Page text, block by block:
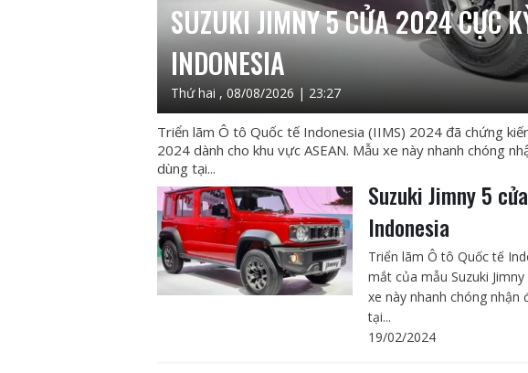
SUZUKI JIMNY 5 CỬA 2024 CỰC
INDONESIA
Thứ hai , 08/08/2026 | 23:27
Triển lãm Ô tô Quốc tế Indonesia (IIMS) 2024 đã chứng
2024 dành cho khu vực ASEAN. Mẫu xe này nhanh chóng
dùng tại...
Suzuki Jimny 5
Indonesia
Triển lãm Ô tô Quốc tế
mắt của mẫu Suzuki
xe này nhanh chóng
tại...
19/02/2024